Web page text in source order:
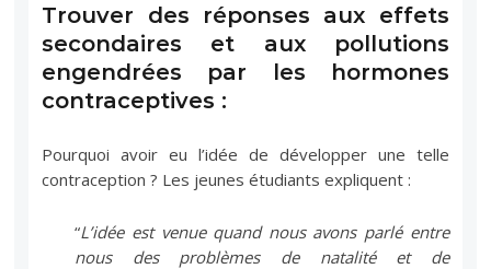
Trouver des réponses aux effets
secondaires et aux pollutions
engendrées par les hormones
contraceptives :
Pourquoi avoir eu l’idée de développer une telle
contraception ? Les jeunes étudiants expliquent :
“L’idée est venue quand nous avons parlé entre
nous des problèmes de natalité et de